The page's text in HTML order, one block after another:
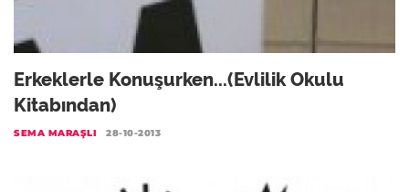
Erkeklerle Konuşurken...(Evlilik Okulu
Kitabından)
SEMA MARAŞLI 28-10-2013